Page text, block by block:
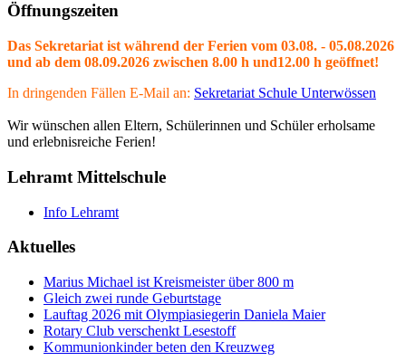
Öffnungszeiten
Das Sekretariat ist während der Ferien vom 03.08. - 05.08.2026
und ab dem 08.09.2026 zwischen 8.00 h und12.00 h geöffnet!
In dringenden Fällen E-Mail an: Sekretariat Schule Unterwössen
Wir wünschen allen Eltern, Schülerinnen und Schüler erholsame
und erlebnisreiche Ferien!
Lehramt Mittelschule
Info Lehramt
Aktuelles
Marius Michael ist Kreismeister über 800 m
Gleich zwei runde Geburtstage
Lauftag 2026 mit Olympiasiegerin Daniela Maier
Rotary Club verschenkt Lesestoff
Kommunionkinder beten den Kreuzweg